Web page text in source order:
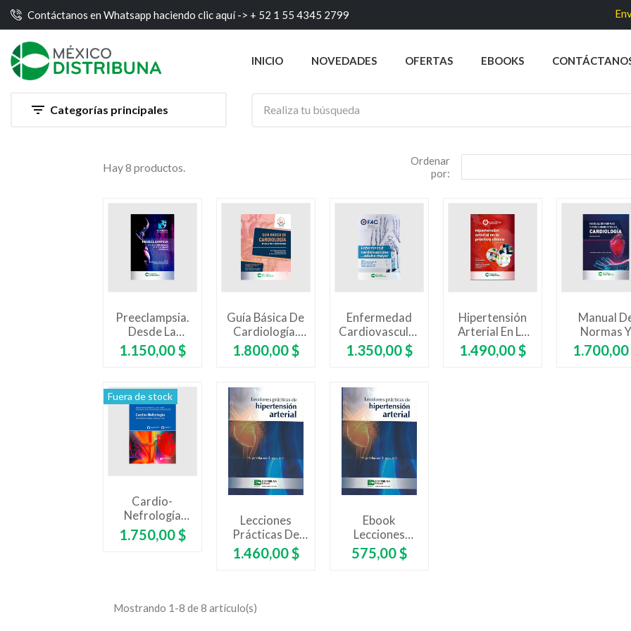
Contáctanos en Whatsapp haciendo clic aquí -> + 52 1 55 4345 2799
INICIO NOVEDADES OFERTAS EBOOKS
 Categorías principales
Hay 8 productos.
Ordenar
por:
Preeclampsia.
Desde La
Ginecología
Hasta El
Intensivo
Precio
1.150,00 $
Guía Básica De
Cardiología.
Preguntas Y
Respuestas
Precio
1.800,00 $
Enfermedad
Cardiovascular
En El Adulto
Mayor
Precio
1.350,00 $
Hipertensión
Arterial En La
Practica Clínica
Precio
1.490,00 $
Manual
Normas Y
En
Precio
1.700,00
Fuera de stock
Cardio-
Nefrología
Vinculación
Cardíaca,
Precio
1.750,00 $
Lecciones
Prácticas De
Hipertensión
Arterial
Precio
1.460,00 $
Ebook
Lecciones
Prácticas De
Hipertensión
Precio
575,00 $
Mostrando 1-8 de 8 artículo(s)